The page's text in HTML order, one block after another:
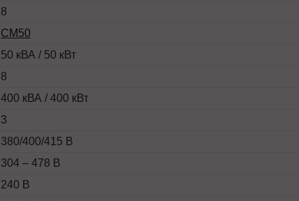
8
СМ50
50 кВА / 50 кВт
8
400 кВА / 400 кВт
3
380/400/415 В
304 – 478 В
240 В